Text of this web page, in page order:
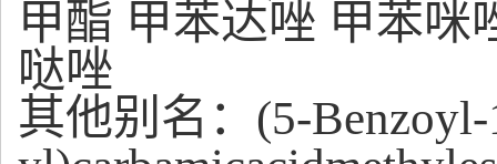
甲酯 甲苯达唑 甲苯咪
哒唑
其他别名：(5-